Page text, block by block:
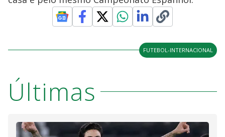
FUTEBOL-INTERNACIONAL
Últimas